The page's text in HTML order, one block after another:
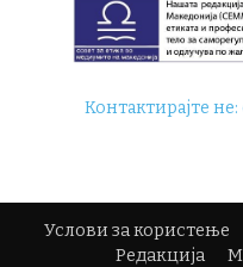
Контактирајте не:
Услови за користење
Редакција